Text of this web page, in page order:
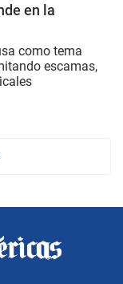
en la
como tema
escamas,